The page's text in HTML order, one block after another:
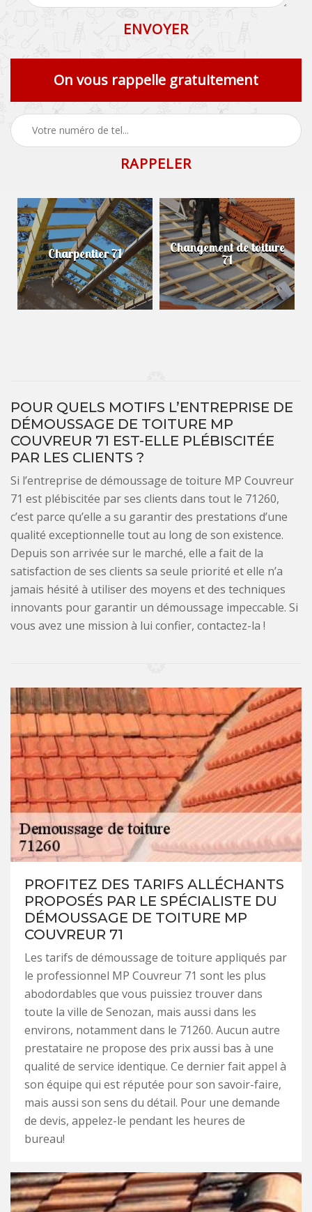
On vous rappelle gratuitement
Charpentier 71 Changement de toiture
71
POUR QUELS MOTIFS L’ENTREPRISE DE
DÉMOUSSAGE DE TOITURE MP
COUVREUR 71 EST-ELLE PLÉBISCITÉE
PAR LES CLIENTS ?
Si l’entreprise de démoussage de toiture MP Couvreur
71 est plébiscitée par ses clients dans tout le 71260,
c’est parce qu’elle a su garantir des prestations d’une
qualité exceptionnelle tout au long de son existence.
Depuis son arrivée sur le marché, elle a fait de la
satisfaction de ses clients sa seule priorité et elle n’a
jamais hésité à utiliser des moyens et des techniques
innovants pour garantir un démoussage impeccable. Si
vous avez une mission à lui confier, contactez-la !
PROFITEZ DES TARIFS ALLÉCHANTS
PROPOSÉS PAR LE SPÉCIALISTE DU
DÉMOUSSAGE DE TOITURE MP
COUVREUR 71
Les tarifs de démoussage de toiture appliqués par
le professionnel MP Couvreur 71 sont les plus
abodordables que vous puissiez trouver dans
toute la ville de Senozan, mais aussi dans les
environs, notamment dans le 71260. Aucun autre
prestataire ne propose des prix aussi bas à une
qualité de service identique. Ce dernier fait appel à
son équipe qui est réputée pour son savoir-faire,
mais aussi son sens du détail. Pour une demande
de devis, appelez-le pendant les heures de
bureau!